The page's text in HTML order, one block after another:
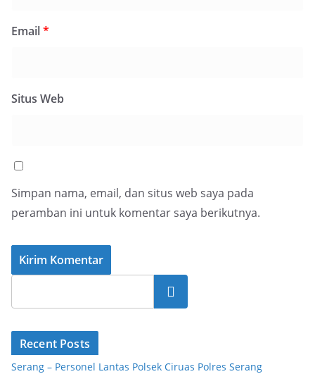
Email*
Situs Web
Simpan nama, email, dan situs web saya pada
peramban ini untuk komentar saya berikutnya.
Cari
Recent Posts
Serang – Personel Lantas Polsek Ciruas Polres Serang